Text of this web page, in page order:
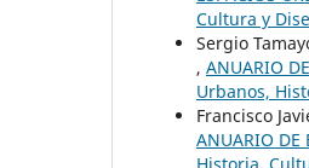
Cultura y
Sergio
, ANUARIO
Urbanos,
Francisco
ANUARIO DE